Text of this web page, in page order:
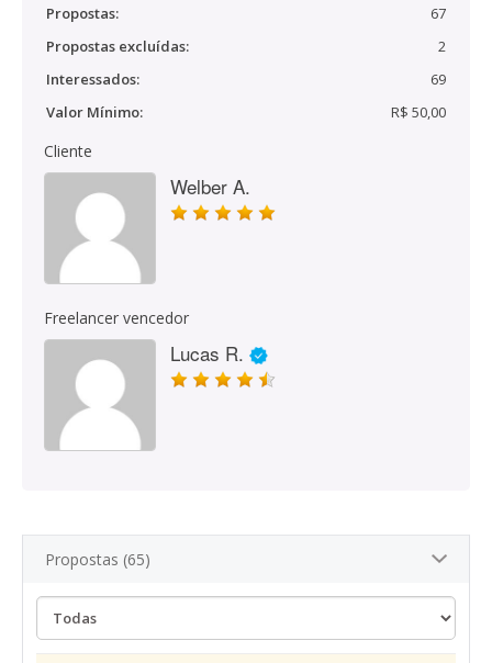
Propostas:
67
Propostas excluídas:
2
Interessados:
69
Valor Mínimo:
R$ 50,00
Cliente
Welber A.
Freelancer vencedor
Lucas R.
Propostas (65)